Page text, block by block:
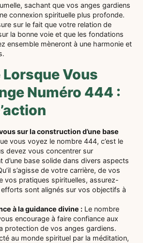
sachant que vos anges gardiens
connexion spirituelle plus profonde.
sur le fait que votre relation de
la bonne voie et que les fondations
ensemble mèneront à une harmonie et
Lorsque Vous
Numéro 444 :
sur la construction d’une base
vous voyez le nombre 444, c’est le
devez vous concentrer sur
d’une base solide dans divers aspects
s’agisse de votre carrière, de vos
vos pratiques spirituelles, assurez-
sont alignés sur vos objectifs à
à la guidance divine : Le nombre
encourage à faire confiance aux
protection de vos anges gardiens.
au monde spirituel par la méditation,